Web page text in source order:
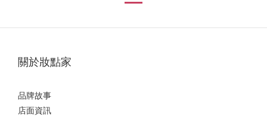
關於妝點家
品牌故事
店面資訊